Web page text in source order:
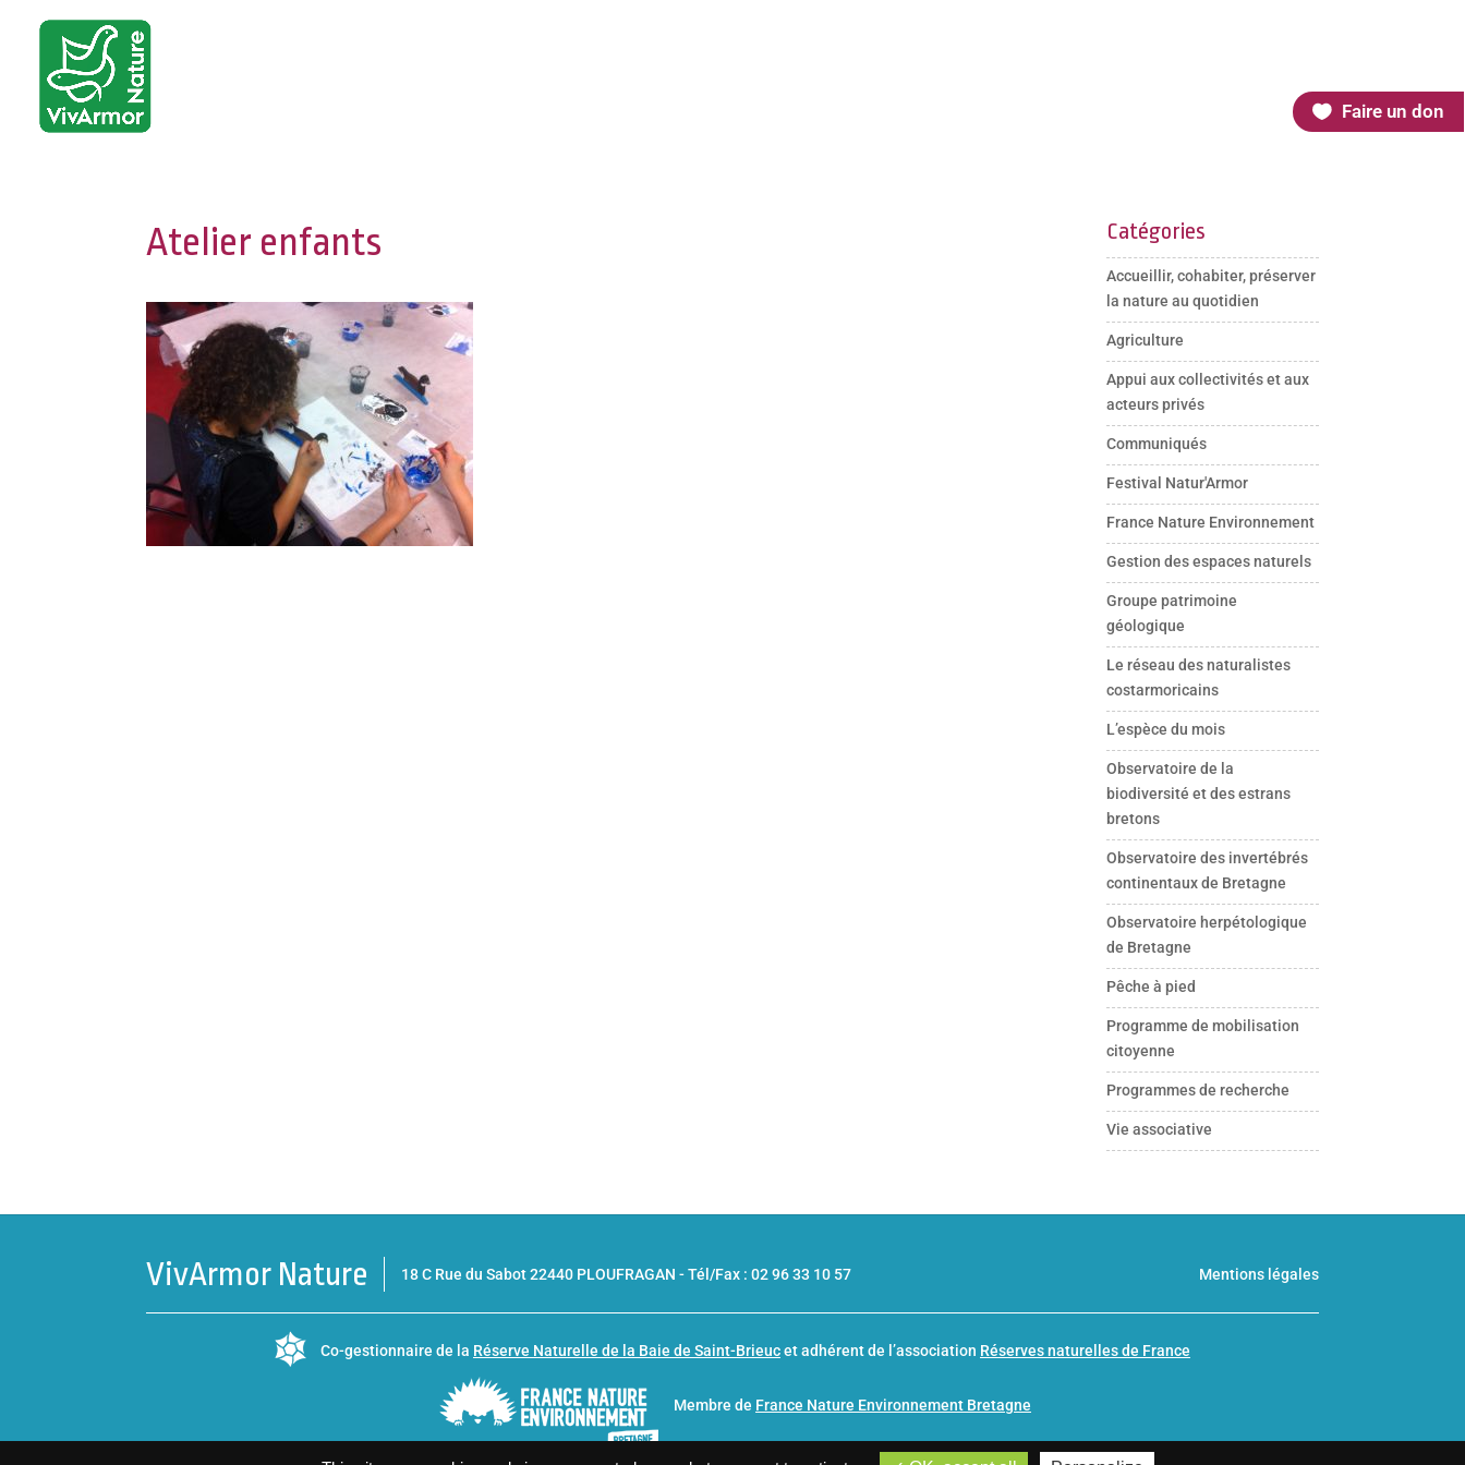
Faire un don
Atelier enfants Catégories
Accueillir, cohabiter, préserver
la nature au quotidien
Agriculture
Appui aux collectivités et aux
acteurs privés
Communiqués
Festival Natur'Armor
France Nature Environnement
Gestion des espaces naturels
Groupe patrimoine
géologique
Le réseau des naturalistes
costarmoricains
L’espèce du mois
Observatoire de la
biodiversité et des estrans
bretons
Observatoire des invertébrés
continentaux de Bretagne
Observatoire herpétologique
de Bretagne
Pêche à pied
Programme de mobilisation
citoyenne
Programmes de recherche
Vie associative
VivArmor Nature 18 C Rue du Sabot 22440 PLOUFRAGAN -Tél/Fax : 02 96 33 10 57 Mentions légales
Co-gestionnaire de la Réserve Naturelle de la Baie de Saint-Brieucet adhérent de l’association Réserves naturelles de France
Membre de France Nature Environnement Bretagne